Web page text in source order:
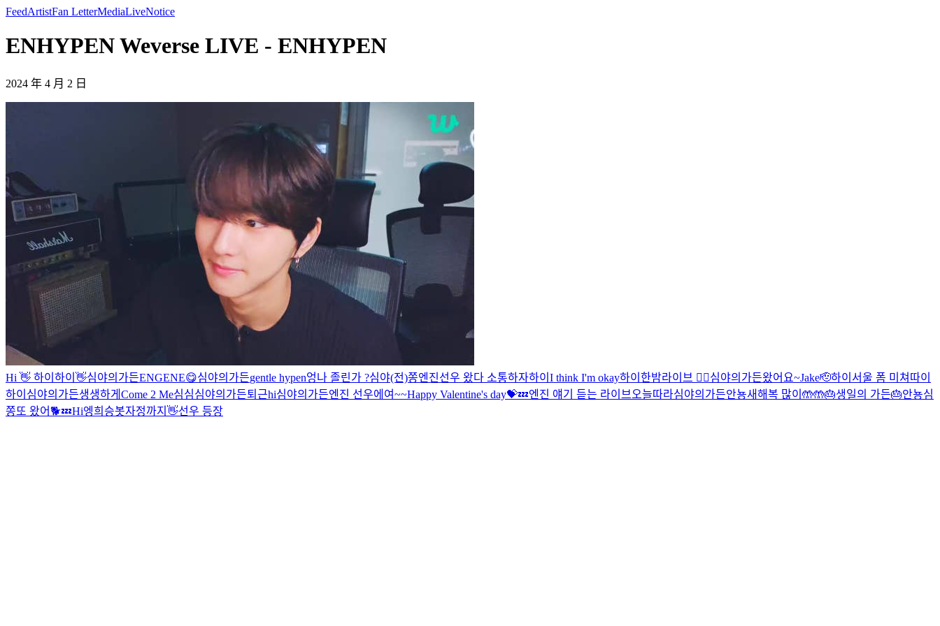
FeedArtistFan LetterMediaLiveNotice
ENHYPEN Weverse LIVE - ENHYPEN
2024 年 4 月 2 日
Hi 👋 하이 하이 👋심야의가든ENGENE😋심야의가든gentle hypen엉나 졸린가 ?심야(전)쫑엔진선우 왔다 소통하자하이 I think I'm okay하이 한밤라이브 😶‍🌫️심야의가든왔어요~Jake🫡하이 서울 폼 미쳐따이
하이 심야의가든생생하게 Come 2 Me심심심야의가든퇴근hi심야의가든엔진 선우에여~~Happy Valentine's day💝💤엔진 얘기 듣는 라이브 오늘따라심야의가든안뇽새해복 많이🤲🤲🎂생일의 가든🎂안뇽심
쫑또 왔어🐕💤Hi엥희승봇자정까지 👋선우 등장